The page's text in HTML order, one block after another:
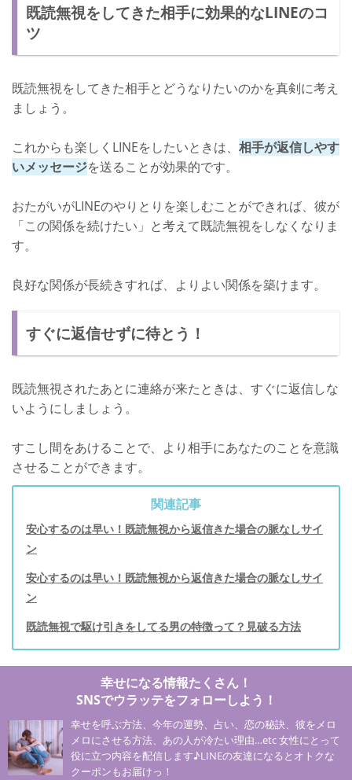
既読無視をしてきた相手に効果的なLINEのコ
ツ
既読無視をしてきた相手とどうなりたいのかを真剣に考え
ましょう。
これからも楽しくLINEをしたいときは、 相手が返信しやす
いメッセージを送ることが効果的です。
おたがいがLINEのやりとりを楽しむことができれば、彼が
「この関係を続けたい」と考えて既読無視をしなくなりま
す。
良好な関係が長続きすれば、よりよい関係を築けます。
すぐに返信せずに待とう！
既読無視されたあとに連絡が来たときは、すぐに返信しな
いようにしましょう。
すこし間をあけることで、より相手にあなたのことを意識
させることができます。
関連記事
安心するのは早い！既読無視から返信きた場合の脈なしサイ
ン
安心するのは早い！既読無視から返信きた場合の脈なしサイ
ン
既読無視で駆け引きをしてる男の特徴って？見破る方法
幸せになる情報たくさん！
SNSでウラッテをフォローしよう！
幸せを呼ぶ方法、今年の運勢、占い、恋の秘訣、彼をメロ
メロにさせる方法、あの人が冷たい理由…etc 女性にとって
役に立つ内容を配信します♪LINEの友達になるとオトクな
クーポンもお届けっ！